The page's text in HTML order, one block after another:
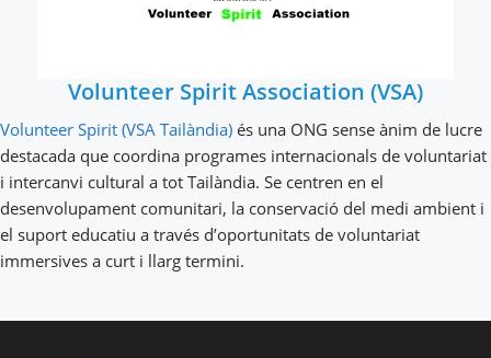
Volunteer Spirit Association (VSA)
Volunteer Spirit (VSA Tailàndia) és una ONG sense ànim de lucre
destacada que coordina programes internacionals de voluntariat
i intercanvi cultural a tot Tailàndia. Se centren en el
desenvolupament comunitari, la conservació del medi ambient i
el suport educatiu a través d’oportunitats de voluntariat
immersives a curt i llarg termini.